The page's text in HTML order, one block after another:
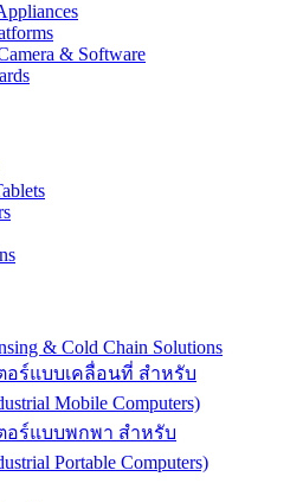
& Software
& Cold Chain Solutions
ร์แบบเคลื่อนที่ สำหรับ
Mobile Computers)
ร์แบบพกพา สำหรับ
Portable Computers)